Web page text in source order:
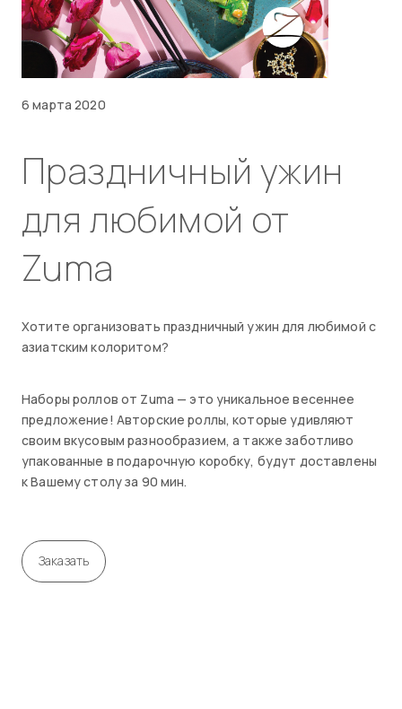
6 марта 2020
Праздничный ужин
для любимой от
Zuma
Хотите организовать праздничный ужин для любимой с
азиатским колоритом?
Наборы роллов от Zuma — это уникальное весеннее
предложение! Авторские роллы, которые удивляют
своим вкусовым разнообразием, а также заботливо
упакованные в подарочную коробку, будут доставлены
к Вашему столу за 90 мин.
Заказать